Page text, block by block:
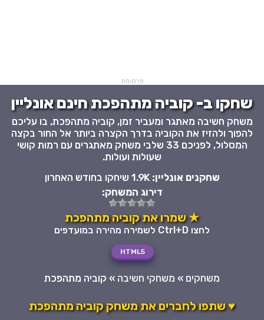
פרסומת
שחקו ב- קוביה מתהפכת חינם אונליין
משחק חשיבה מאתגר ומעביר זמן, קוביה מתהפכת, בו עליכם
להפוך ולהזיז את הקוביה בדרך הקצרה ביותר אל החור בקצה
המסלול, לפניכם 33 שלבי משחק מאתגרים עם רמות קושי
שעולות ועולות.
שחקנים אונליין:1.9K שיחקו בחודש האחרון
דירוג המשחק:
★ שמרו את קוביה מתהפכת
לחצו Ctrl+D לשמירה מהירה במועדפים
HTML5
משחקים » משחקי חשיבה » קוביה מתהפכת
♥ שתפו לחברים את משחק קוביה מתהפכת